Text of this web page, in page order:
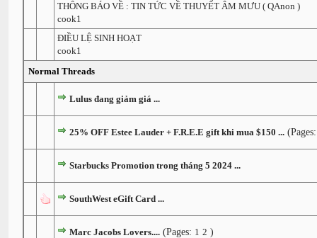
THÔNG BÁO VỀ : TIN TỨC VỀ THUYẾT ÂM MƯU ( QAnon )
cook1
ĐIỀU LỆ SINH HOẠT
cook1
Normal Threads
Lulus đang giảm giá ...
25% OFF Estee Lauder + F.R.E.E gift khi mua $150 ...
Starbucks Promotion trong tháng 5 2024 ...
SouthWest eGift Card ...
Marc Jacobs Lovers.... (Pages: 1 2 )